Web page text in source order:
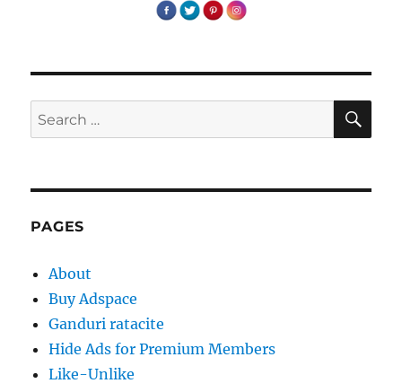
Search
for:
PAGES
About
Buy Adspace
Ganduri ratacite
Hide Ads for Premium Members
Like-Unlike